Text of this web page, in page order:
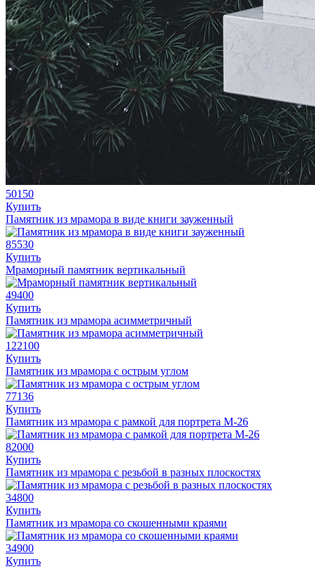
50150
Купить
Памятник из мрамора в виде книги зауженный
85530
Купить
Мраморный памятник вертикальный
49400
Купить
Памятник из мрамора асимметричный
122100
Купить
Памятник из мрамора с острым углом
77136
Купить
Памятник из мрамора с рамкой для портрета М-26
82000
Купить
Памятник из мрамора с резьбой в разных плоскостях
34800
Купить
Памятник из мрамора со скошенными краями
34900
Купить